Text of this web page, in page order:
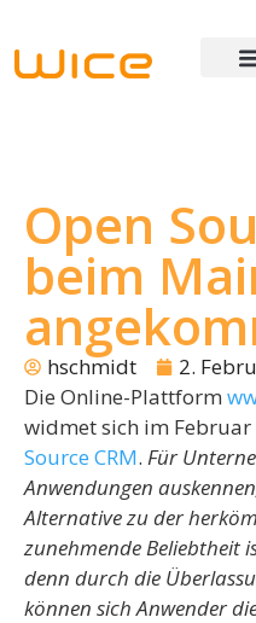
Open
beim
hschmidt
2.
Die Online-Plattform
widmet sich im
Source CRM. Für
Anwendungen
Alternative zu der
zunehmende Beliebtheit
denn durch die
können sich Anwender